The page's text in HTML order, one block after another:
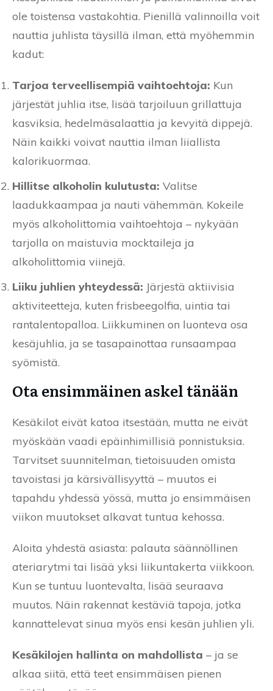
ole toistensa vastakohtia. Pienillä valinnoilla voit
nauttia juhlista täysillä ilman, että myöhemmin
kadut:
Tarjoa terveellisempiä vaihtoehtoja: Kun
järjestät juhlia itse, lisää tarjoiluun grillattuja
kasviksia, hedelmäsalaattia ja kevyitä dippejä.
Näin kaikki voivat nauttia ilman liiallista
kalorikuormaa.
Hillitse alkoholin kulutusta: Valitse
laadukkaampaa ja nauti vähemmän. Kokeile
myös alkoholittomia vaihtoehtoja – nykyään
tarjolla on maistuvia mocktaileja ja
alkoholittomia viinejä.
Liiku juhlien yhteydessä: Järjestä aktiivisia
aktiviteetteja, kuten frisbeegolfia, uintia tai
rantalentopalloa. Liikkuminen on luonteva osa
kesäjuhlia, ja se tasapainottaa runsaampaa
syömistä.
Ota ensimmäinen askel tänään
Kesäkilot eivät katoa itsestään, mutta ne eivät
myöskään vaadi epäinhimillisiä ponnistuksia.
Tarvitset suunnitelman, tietoisuuden omista
tavoistasi ja kärsivällisyyttä – muutos ei
tapahdu yhdessä yössä, mutta jo ensimmäisen
viikon muutokset alkavat tuntua kehossa.
Aloita yhdestä asiasta: palauta säännöllinen
ateriarytmi tai lisää yksi liikuntakerta viikkoon.
Kun se tuntuu luontevalta, lisää seuraava
muutos. Näin rakennat kestäviä tapoja, jotka
kannattelevat sinua myös ensi kesän juhlien yli.
Kesäkilojen hallinta on mahdollista – ja se
alkaa siitä, että teet ensimmäisen pienen